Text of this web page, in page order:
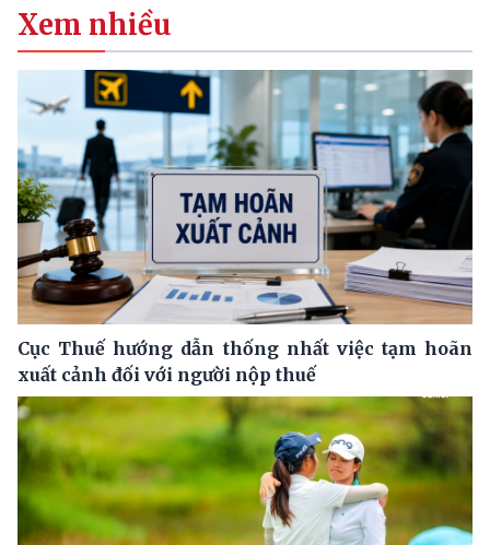
Xem nhiều
Cục Thuế hướng dẫn thống nhất việc tạm hoãn
xuất cảnh đối với người nộp thuế